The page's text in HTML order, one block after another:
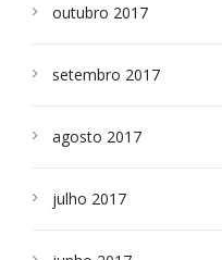
outubro 2017
setembro 2017
agosto 2017
julho 2017